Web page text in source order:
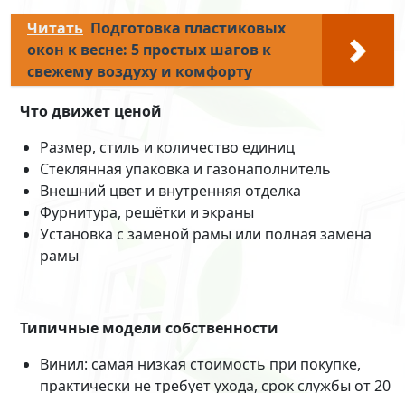
Читать Подготовка пластиковых
окон к весне: 5 простых шагов к
свежему воздуху и комфорту
Что движет ценой
Размер, стиль и количество единиц
Стеклянная упаковка и газонаполнитель
Внешний цвет и внутренняя отделка
Фурнитура, решётки и экраны
Установка с заменой рамы или полная замена
рамы
Типичные модели собственности
Винил: самая низкая стоимость при покупке,
практически не требует ухода, срок службы от 20